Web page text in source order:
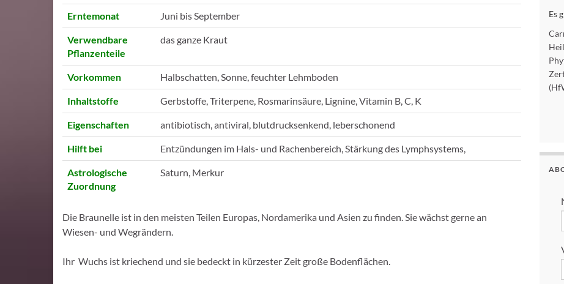
Erntemonat Juni bis September
Verwendbare
Pflanzenteile
das ganze Kraut
Vorkommen Halbschatten, Sonne, feuchter Lehmboden
Inhaltstoffe Gerbstoffe, Triterpene, Rosmarinsäure, Lignine, Vitamin B, C, K
Eigenschaften antibiotisch, antiviral, blutdrucksenkend, leberschonend
Hilft bei Entzündungen im Hals- und Rachenbereich, Stärkung des Lymphsystems,
Astrologische
Zuordnung
Saturn, Merkur
Die Braunelle ist in den meisten Teilen Europas, Nordamerika und Asien zu finden. Sie wächst gerne an
Wiesen- und Wegrändern.
Ihr Wuchs ist kriechend und sie bedeckt in kürzester Zeit große Bodenflächen.
Es